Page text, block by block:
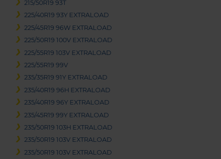
215/50R19 93T
225/40R19 93Y EXTRALOAD
225/45R19 96W EXTRALOAD
225/50R19 100V EXTRALOAD
225/55R19 103V EXTRALOAD
225/55R19 99V
235/35R19 91Y EXTRALOAD
235/40R19 96H EXTRALOAD
235/40R19 96Y EXTRALOAD
235/45R19 99Y EXTRALOAD
235/50R19 103H EXTRALOAD
235/50R19 103V EXTRALOAD
235/50R19 103V EXTRALOAD